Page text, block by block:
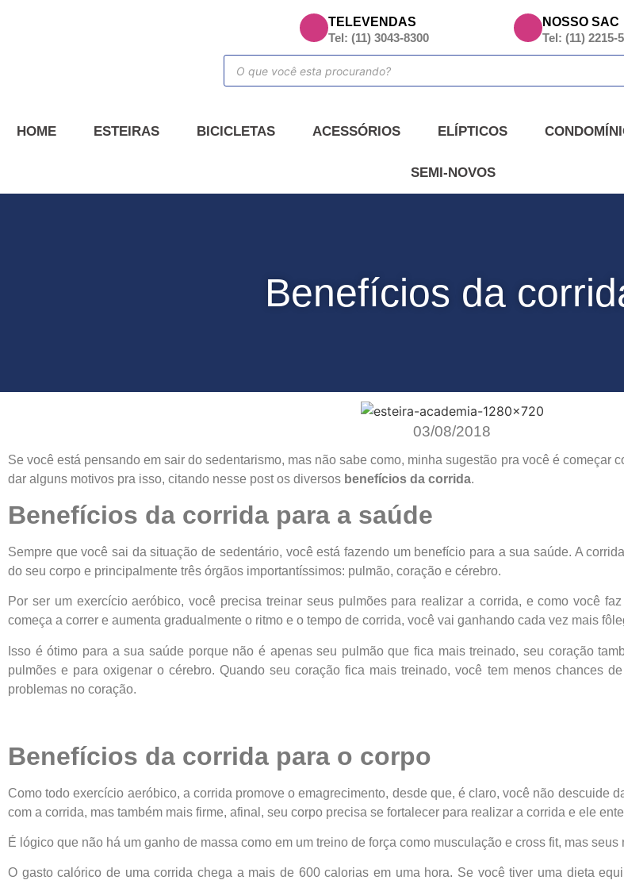
TELEVENDAS
Tel: (11) 3043-8300
NOSSO SAC
Tel: (11) 2215-
HOME ESTEIRAS BICICLETAS ACESSÓRIOS ELÍPTICOS
SEMI-NOVOS
Benefícios da
03/08/2018
Se você está pensando em sair do sedentarismo, mas não sabe como, minha sugestão pra você é começar
dar alguns motivos pra isso, citando nesse post os diversos benefícios da corrida.
Benefícios da corrida para a saúde
Sempre que você sai da situação de sedentário, você está fazendo um benefício para a sua saúde. A
do seu corpo e principalmente três órgãos importantíssimos: pulmão, coração e cérebro.
Por ser um exercício aeróbico, você precisa treinar seus pulmões para realizar a corrida, e como você
começa a correr e aumenta gradualmente o ritmo e o tempo de corrida, você vai ganhando cada vez mais
Isso é ótimo para a sua saúde porque não é apenas seu pulmão que fica mais treinado, seu coração
pulmões e para oxigenar o cérebro. Quando seu coração fica mais treinado, você tem menos chances
problemas no coração.
Benefícios da corrida para o corpo
Como todo exercício aeróbico, a corrida promove o emagrecimento, desde que, é claro, você não descuide
com a corrida, mas também mais firme, afinal, seu corpo precisa se fortalecer para realizar a corrida e ele
É lógico que não há um ganho de massa como em um treino de força como musculação e cross fit, mas
O gasto calórico de uma corrida chega a mais de 600 calorias em uma hora. Se você tiver uma dieta